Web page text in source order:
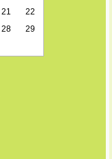
21
22
28
29